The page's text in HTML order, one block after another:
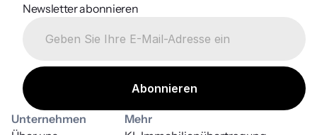
Newsletter abonnieren
Unternehmen
Mehr